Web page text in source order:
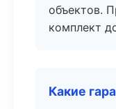
объектов.
комплект
Какие